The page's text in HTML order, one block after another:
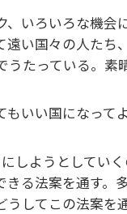
いろいろな機
い国々の人た
たっている。素
いい国になって
しようとしてい
る法案を通す
してこの法案